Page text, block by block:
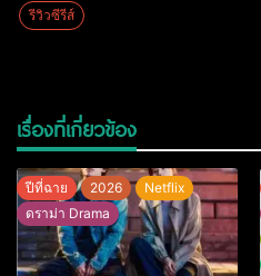
รีวิวซีรีส์
เรื่องที่เกี่ยวข้อง
ปีที่ฉาย 2026
Netflix
ดราม่า Drama